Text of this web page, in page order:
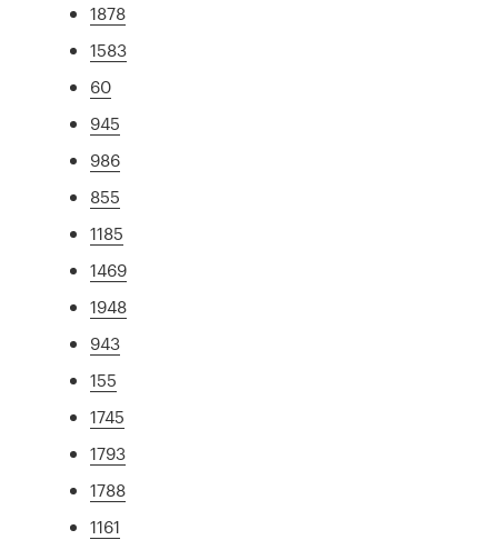
1878
1583
60
945
986
855
1185
1469
1948
943
155
1745
1793
1788
1161